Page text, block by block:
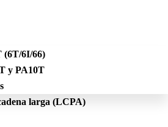
(6T/6I/66)
y PA10T
larga (LCPA)